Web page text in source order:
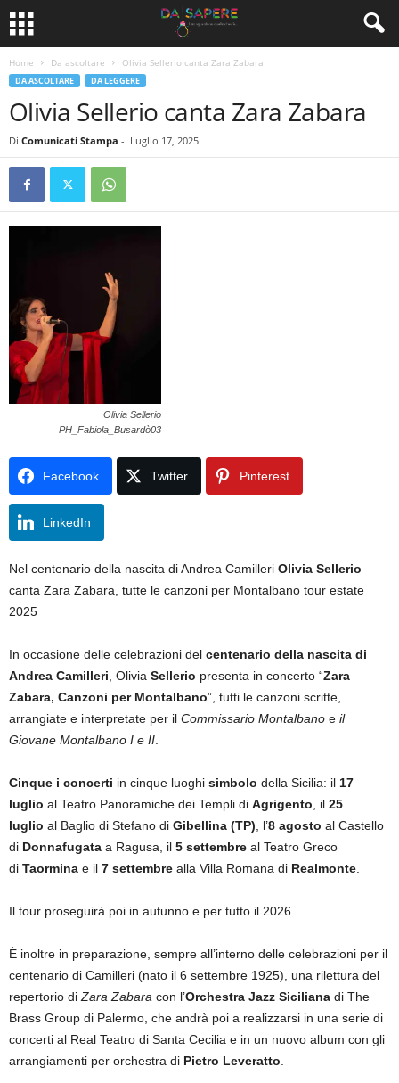
Home Da ascoltare Olivia Sellerio canta Zara Zabara
DA ASCOLTARE DA LEGGERE
Olivia Sellerio canta Zara Zabara
Di Comunicati Stampa - Luglio 17, 2025
Olivia Sellerio
PH_Fabiola_Busardò03
Facebook Twitter Pinterest
LinkedIn
Nel centenario della nascita di Andrea Camilleri Olivia Sellerio
canta Zara Zabara, tutte le canzoni per Montalbano tour estate
2025
In occasione delle celebrazioni del centenario della nascita di
Andrea Camilleri , Olivia Sellerio presenta in concerto “Zara
Zabara, Canzoni per Montalbano”, tutti le canzoni scritte,
arrangiate e interpretate per il Commissario Montalbano e il
Giovane Montalbano I e II
Cinque i concerti in cinque luoghi simbolo della Sicilia: il 17
luglio al Teatro Panoramiche dei Templi di Agrigento , il 25
luglio al Baglio di Stefano di Gibellina (TP) , l’8 agosto al Castello
di Donnafugata a Ragusa, il 5 settembre al Teatro Greco
di Taormina e il 7 settembre alla Villa Romana di Realmonte
Il tour proseguirà poi in autunno e per tutto il 2026.
È inoltre in preparazione, sempre all’interno delle celebrazioni per il
centenario di Camilleri (nato il 6 settembre 1925), una rilettura del
repertorio di Zara Zabara con l’Orchestra Jazz Siciliana di The
Brass Group di Palermo, che andrà poi a realizzarsi in una serie di
concerti al Real Teatro di Santa Cecilia e in un nuovo album con gli
arrangiamenti per orchestra di Pietro Leveratto